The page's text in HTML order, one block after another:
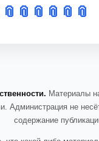
📎 📎 📎 📎 📎 📎
Материалы
Администрация не
содержание